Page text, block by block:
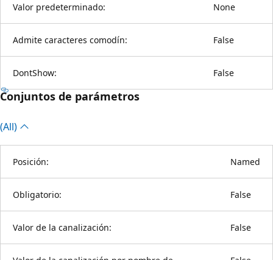
Valor predeterminado: None
Admite caracteres comodín: False
DontShow: False
Conjuntos de parámetros
(All)
Posición: Named
Obligatorio: False
Valor de la canalización: False